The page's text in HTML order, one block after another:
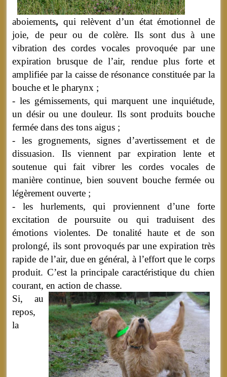
aboiements, qui relèvent d’un état émotionnel de
joie, de peur ou de colère. Ils sont dus à une
vibration des cordes vocales provoquée par une
expiration brusque de l’air, rendue plus forte et
amplifiée par la caisse de résonance constituée par la
bouche et le pharynx ;
- les gémissements, qui marquent une inquiétude,
un désir ou une douleur. Ils sont produits bouche
fermée dans des tons aigus ;
- les grognements, signes d’avertissement et de
dissuasion. Ils viennent par expiration lente et
soutenue qui fait vibrer les cordes vocales de
manière continue, bien souvent bouche fermée ou
légèrement ouverte ;
- les hurlements, qui proviennent d’une forte
excitation de poursuite ou qui traduisent des
émotions violentes. De tonalité haute et de son
prolongé, ils sont provoqués par une expiration très
rapide de l’air, due en général, à l’effort que le corps
produit. C’est la principale caractéristique du chien
courant, en action de chasse.
Si, au
repos,
la